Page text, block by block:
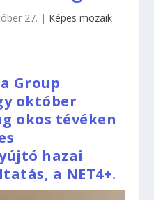
27. | Képes mozaik
Group
október
okos tévéken
hazai
a NET4+.